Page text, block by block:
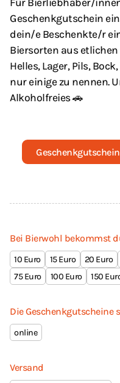
Geschenkgutschein
dein/e Beschenkte/r
Biersorten aus
Helles, Lager, Pils,
nur einige zu nennen.
Alkoholfreies 🚗
Bei Bierwohl bekommst
10 15 20
75
100 150
Die Geschenkgutscheine
online
Versand